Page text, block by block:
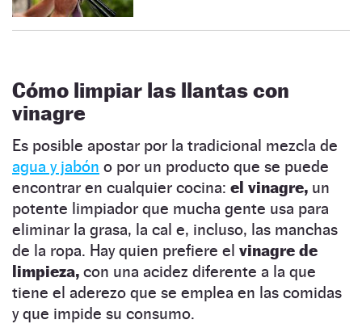
Cómo limpiar las llantas con
vinagre
Es posible apostar por la tradicional mezcla de
agua y jabón o por un producto que se puede
encontrar en cualquier cocina: el vinagre, un
potente limpiador que mucha gente usa para
eliminar la grasa, la cal e, incluso, las manchas
de la ropa. Hay quien prefiere el vinagre de
limpieza, con una acidez diferente a la que
tiene el aderezo que se emplea en las comidas
y que impide su consumo.